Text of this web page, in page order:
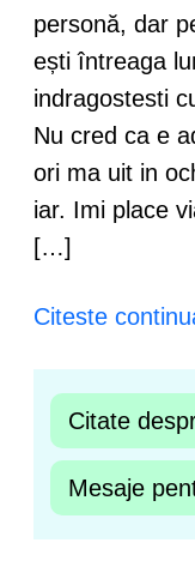
personă, dar
ești întreaga
indragostesti
Nu cred ca e
ori ma uit in
iar. Imi place
[…]
Citeste
Citate
Mesaje